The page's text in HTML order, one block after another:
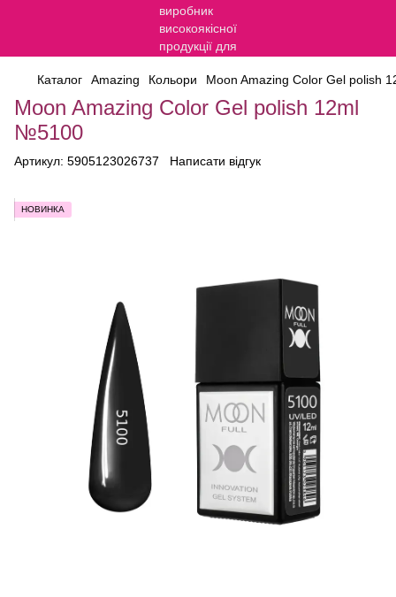
Каталог Amazing Кольори Moon Amazing Color Gel polish
Moon Amazing Color Gel polish 12ml
№5100
Артикул: 5905123026737 Написати відгук
НОВИНКА